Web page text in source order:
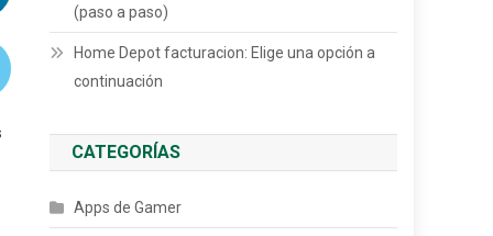
(paso a paso)
Home Depot facturacion: Elige una opción a
continuación
CATEGORÍAS
Apps de Gamer